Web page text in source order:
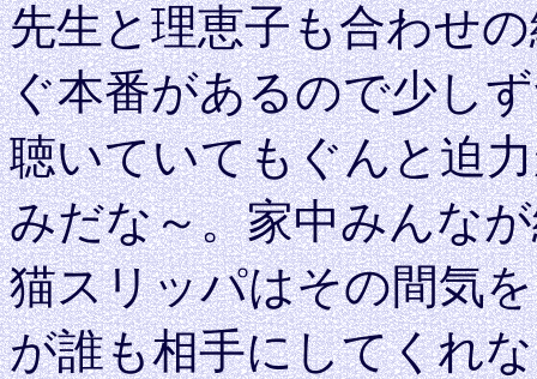
先生と理恵子も合わせ
ぐ本番があるので少し
聴いていてもぐんと迫
みだな～。家中みんな
猫スリッパはその間気
が誰も相手にしてくれ